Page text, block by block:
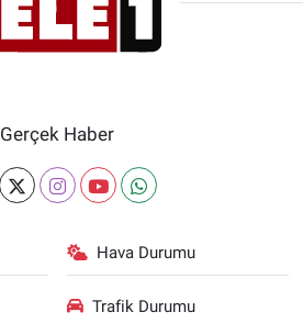
Gerçek Haber
Hava Durumu
Trafik Durumu